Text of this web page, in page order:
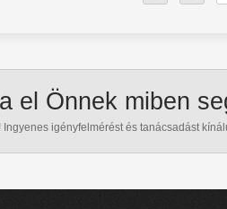
el Önnek miben
igényfelmérést és tanácsadást